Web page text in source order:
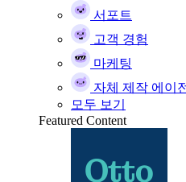
서포트
고객 경험
마케팅
자체 제작 에이
모두 보기
Featured Content